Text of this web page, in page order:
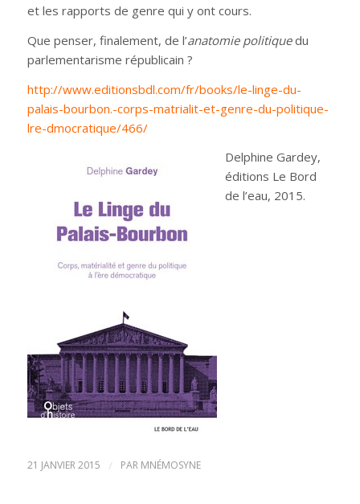
et les rapports de genre qui y ont cours.
Que penser, finalement, de l’anatomie politiquedu
parlementarisme républicain ?
http://www.editionsbdl.com/fr/books/le-linge-du-
palais-bourbon.-corps-matrialit-et-genre-du-politique-
lre-dmocratique/466/
Delphine Gardey,
éditions Le Bord
de l’eau, 2015.
21 JANVIER 2015 / PAR MNÉMOSYNE